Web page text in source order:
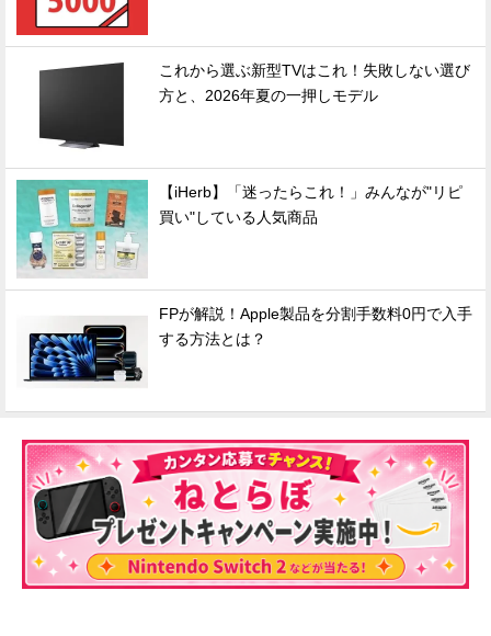
これから選ぶ新型TVはこれ！失敗しない選び
方と、2026年夏の一押しモデル
【iHerb】「迷ったらこれ！」みんなが"リピ
買い"している人気商品
FPが解説！Apple製品を分割手数料0円で入手
する方法とは？